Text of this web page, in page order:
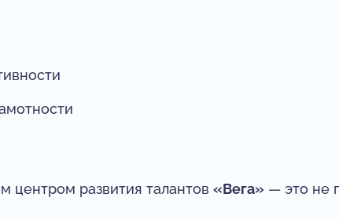
центром развития талантов «Вега» — это не